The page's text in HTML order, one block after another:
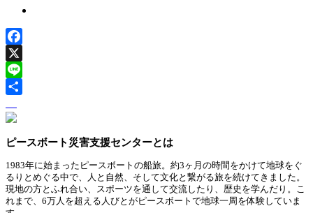
Facebook
X
Line
ピースボート災害支援センターとは
1983年に始まったピースボートの船旅。約3ヶ月の時間をかけて地球をぐ
るりとめぐる中で、人と自然、そして文化と繋がる旅を続けてきました。
現地の方とふれ合い、スポーツを通して交流したり、歴史を学んだり。こ
れまで、6万人を超える人びとがピースボートで地球一周を体験していま